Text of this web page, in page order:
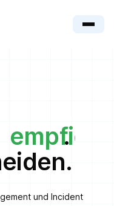
.
und Incident